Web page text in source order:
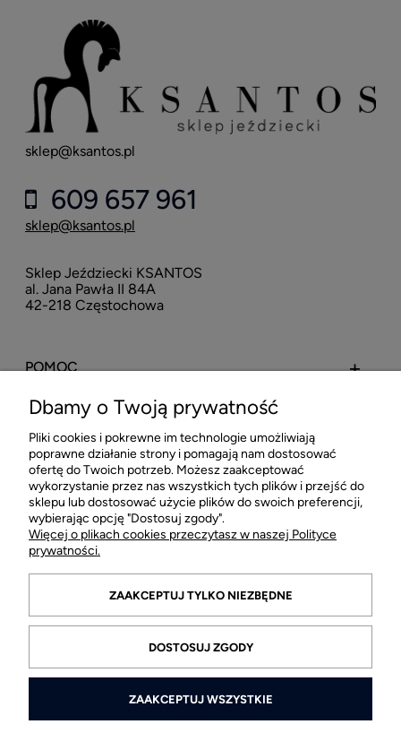
sklep@ksantos.pl
609 657 961
sklep@ksantos.pl
Sklep Jeździecki KSANTOS
al. Jana Pawła II 84A
42-218 Częstochowa
POMOC
MOJE KONTO
PŁATNOŚCI I DOSTAWA
INFORMACJE
O FIRMIE
Dbamy o Twoją prywatność
Pliki cookies i pokrewne im technologie umożliwiają
poprawne działanie strony i pomagają nam dostosować
ofertę do Twoich potrzeb. Możesz zaakceptować
wykorzystanie przez nas wszystkich tych plików i przejść do
sklepu lub dostosować użycie plików do swoich preferencji,
wybierając opcję "Dostosuj zgody".
Więcej o plikach cookies przeczytasz w naszej Polityce
prywatności.
ZAAKCEPTUJ TYLKO NIEZBĘDNE
DOSTOSUJ ZGODY
ZAAKCEPTUJ WSZYSTKIE